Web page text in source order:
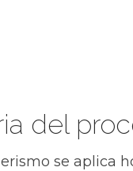
del
se aplica